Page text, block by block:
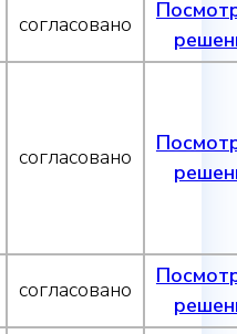
согласовано
согласовано
согласовано